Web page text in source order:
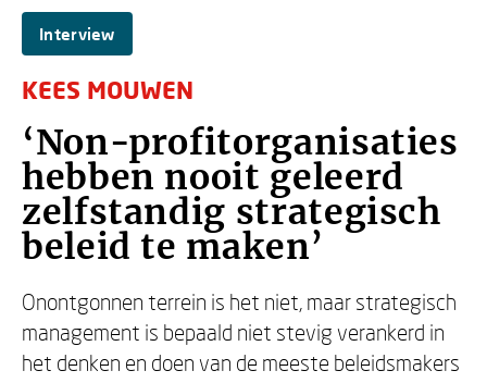
Interview
KEES MOUWEN
‘Non-profitorganisaties
hebben nooit geleerd
zelfstandig strategisch
beleid te maken’
Onontgonnen terrein is het niet, maar strategisch
management is bepaald niet stevig verankerd in
het denken en doen van de meeste beleidsmakers